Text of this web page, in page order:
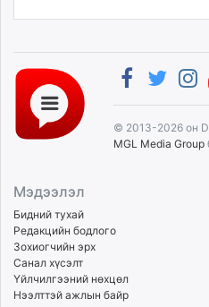
© 2013-2026 он
MGL Media Group
Мэдээлэл
Бидний тухай
Редакцийн бодлого
Зохиогчийн эрх
Санал хүсэлт
Үйлчилгээний нөхцөл
Нээлттэй ажлын байр